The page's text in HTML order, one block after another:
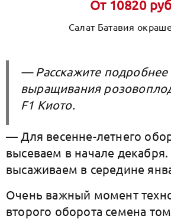
От 10820
Салат Батавия
— Расскажите подробнее
выращивания
F1 Киото.
— Для весенне-летнего
высеваем в начале декабря.
высаживаем в середине
Очень важный момент
второго оборота семена